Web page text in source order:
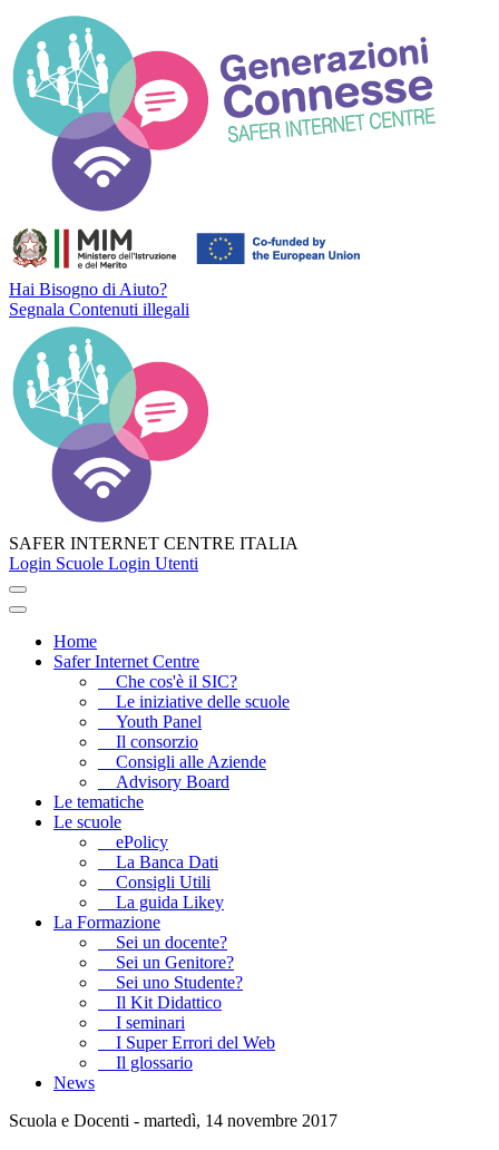
Hai Bisogno di Aiuto?
Segnala Contenuti illegali
SAFER INTERNET CENTRE ITALIA
Login Scuole Login Utenti
Home
Safer Internet Centre
Che cos'è il SIC?
Le iniziative delle scuole
Youth Panel
Il consorzio
Consigli alle Aziende
Advisory Board
Le tematiche
Le scuole
ePolicy
La Banca Dati
Consigli Utili
La guida Likey
La Formazione
Sei un docente?
Sei un Genitore?
Sei uno Studente?
Il Kit Didattico
I seminari
I Super Errori del Web
Il glossario
News
Scuola e Docenti - martedì, 14 novembre 2017